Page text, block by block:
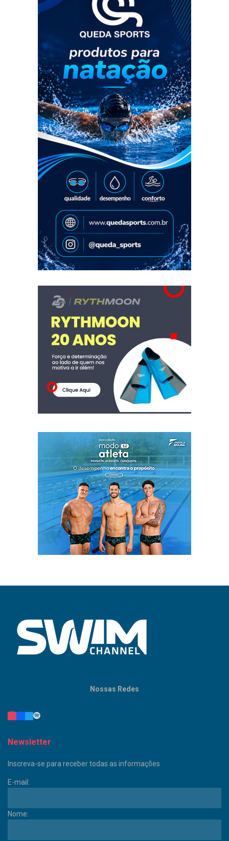
Nossas Redes
Newsletter
Inscreva-se para receber todas as informações
E-mail:
Nome: